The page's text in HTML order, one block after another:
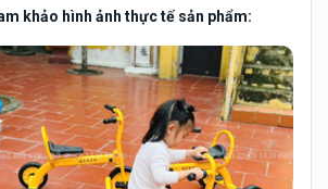
khảo hình ảnh thực tế sản phẩm: